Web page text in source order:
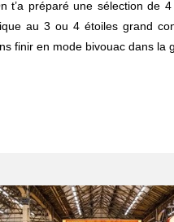
t’a préparé une sélection de
au 3 ou 4 étoiles grand
finir en mode bivouac dans la